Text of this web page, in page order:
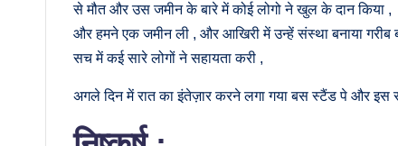
से मौत और उस जमीन के बारे में कोई लोगो ने खुल के दान किया ,
और हमने एक जमीन ली , और आखिरी में उन्हें संस्था बनाया गरीब
सच में कई सारे लोगों ने सहायता करी ,
अगले दिन में रात का इंतेज़ार करने लगा गया बस स्टैंड पे और इस